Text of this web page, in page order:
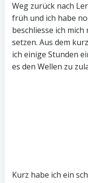
Weg zurück nach
früh und ich habe
beschliesse ich
setzen. Aus dem
ich einige Stunden
es den Wellen zu
Kurz habe ich ein